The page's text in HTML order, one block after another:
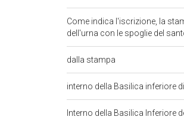
Come indica l'iscrizione, la
dell'urna con le spoglie del
dalla stampa
interno della Basilica inferiore
Interno della Basilica Inferiore